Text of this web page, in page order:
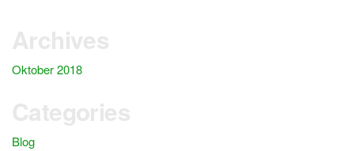
Oktober 2018
Blog